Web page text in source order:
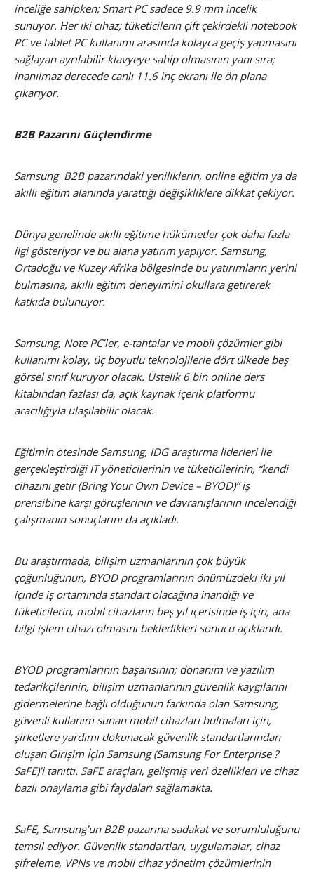
inceliğe sahipken; Smart PC sadece 9.9 mm incelik
sunuyor. Her iki cihaz; tüketicilerin çift çekirdekli notebook
PC ve tablet PC kullanımı arasında kolayca geçiş yapmasını
sağlayan ayrılabilir klavyeye sahip olmasının yanı sıra;
inanılmaz derecede canlı 11.6 inç ekranı ile ön plana
çıkarıyor.
B2B Pazarını Güçlendirme
Samsung B2B pazarındaki yeniliklerin, online eğitim ya da
akıllı eğitim alanında yarattığı değişikliklere dikkat çekiyor.
Dünya genelinde akıllı eğitime hükümetler çok daha fazla
ilgi gösteriyor ve bu alana yatırım yapıyor. Samsung,
Ortadoğu ve Kuzey Afrika bölgesinde bu yatırımların yerini
bulmasına, akıllı eğitim deneyimini okullara getirerek
katkıda bulunuyor.
Samsung, Note PC’ler, e-tahtalar ve mobil çözümler gibi
kullanımı kolay, üç boyutlu teknolojilerle dört ülkede beş
görsel sınıf kuruyor olacak. Üstelik 6 bin online ders
kitabından fazlası da, açık kaynak içerik platformu
aracılığıyla ulaşılabilir olacak.
Eğitimin ötesinde Samsung, IDG araştırma liderleri ile
gerçekleştirdiği IT yöneticilerinin ve tüketicilerinin, “kendi
cihazını getir (Bring Your Own Device – BYOD)” iş
prensibine karşı görüşlerinin ve davranışlarının incelendiği
çalışmanın sonuçlarını da açıkladı.
Bu araştırmada, bilişim uzmanlarının çok büyük
çoğunluğunun, BYOD programlarının önümüzdeki iki yıl
içinde iş ortamında standart olacağına inandığı ve
tüketicilerin, mobil cihazların beş yıl içerisinde iş için, ana
bilgi işlem cihazı olmasını bekledikleri sonucu açıklandı.
BYOD programlarının başarısının; donanım ve yazılım
tedarikçilerinin, bilişim uzmanlarının güvenlik kaygılarını
gidermelerine bağlı olduğunun farkında olan Samsung,
güvenli kullanım sunan mobil cihazları bulmaları için,
şirketlere yardımı dokunacak güvenlik standartlarından
oluşan Girişim İçin Samsung (Samsung For Enterprise ?
SaFE)’i tanıttı. SaFE araçları, gelişmiş veri özellikleri ve cihaz
bazlı onaylama gibi faydaları sağlamakta.
SaFE, Samsung’un B2B pazarına sadakat ve sorumluluğunu
temsil ediyor. Güvenlik standartları, uygulamalar, cihaz
şifreleme, VPNs ve mobil cihaz yönetim çözümlerinin